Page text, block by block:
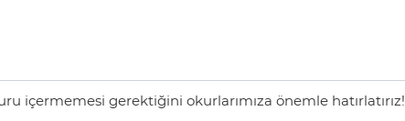
içermemesi gerektiğini okurlarımıza önemle hatırlatırız!